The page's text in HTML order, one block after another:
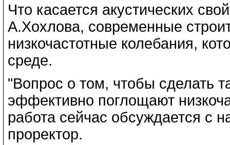
Что касается акустических
А.Хохлова, современные
низкочастотные колебания,
среде.
"Вопрос о том, чтобы сделать
эффективно поглощают
работа сейчас обсуждается с
проректор.